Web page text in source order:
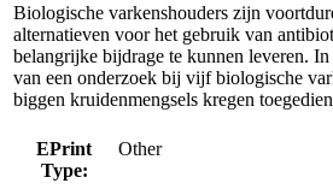
Biologische varkenshouders zijn
alternatieven voor het gebruik van
belangrijke bijdrage te kunnen leveren.
van een onderzoek bij vijf biologische
biggen kruidenmengsels kregen
EPrint
Type:
Other